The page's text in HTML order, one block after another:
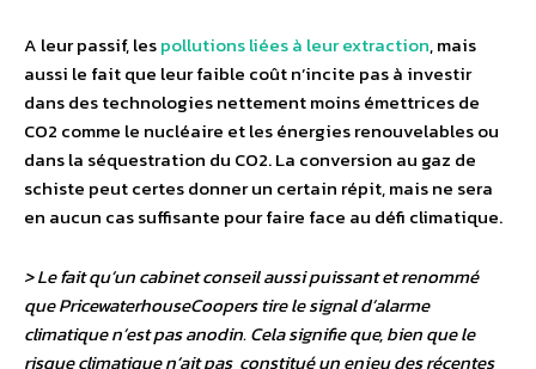
A leur passif, lespollutions liées à leur extraction, mais
aussi le fait que leur faible coût n’incite pas à investir
dans des technologies nettement moins émettrices de
CO2 comme le nucléaire et les énergies renouvelables ou
dans la séquestration du CO2. La conversion au gaz de
schiste peut certes donner un certain répit, mais ne sera
en aucun cas suffisante pour faire face au défi climatique.
> Le fait qu’un cabinet conseil aussi puissant et renommé
que PricewaterhouseCoopers tire le signal d’alarme
climatique n’est pas anodin. Cela signifie que, bien que le
risque climatique n’ait pas constitué un enjeu des récentes